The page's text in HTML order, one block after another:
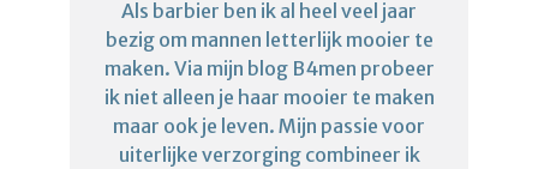
Als barbier ben ik al heel veel jaar
bezig om mannen letterlijk mooier te
maken. Via mijn blog B4men probeer
ik niet alleen je haar mooier te maken
maar ook je leven. Mijn passie voor
uiterlijke verzorging combineer ik